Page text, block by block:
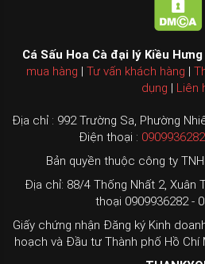
Cá Sấu Hoa Cà đại lý Kiều Hưng
mua hàng | Tư vấn khách hàng |
dụng | Liên
Địa chỉ : 992 Trường Sa, Phường
Điện thoại : 0909936282
Bản quyền thuộc công ty
Địa chỉ: 88/4 Thống Nhất 2, Xuân
thoại 0909936282 -
Giấy chứng nhận Đăng ký Kinh
hoạch và Đầu tư Thành phố Hồ Chí